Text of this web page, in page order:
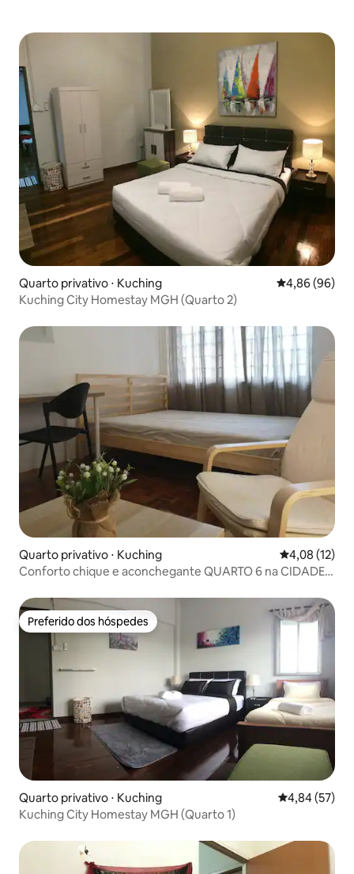
Quarto privativo ⋅ Kuching 4,86 de uma
4,86 (96)
Kuching City Homestay MGH (Quarto 2)
Quarto privativo ⋅ Kuching 4,08 de uma
4,08 (12)
Conforto chique e aconchegante QUARTO 6 na CIDADE
Preferido dos hóspedes
Preferido dos hóspedes
Quarto privativo ⋅ Kuching 4,84 de uma
4,84 (57)
Kuching City Homestay MGH (Quarto 1)